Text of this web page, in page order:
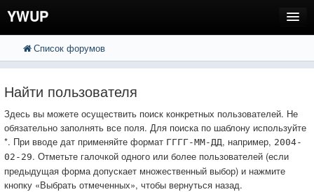
YWUP
FAQ
Вход
Список форумов
Найти пользователя
Здесь вы можете осуществить поиск конкретных пользователей. Не
обязательно заполнять все поля. Для поиска по шаблону используйте
*. При вводе дат применяйте формат ГГГГ-ММ-ДД, например, 2004-
02-29. Отметьте галочкой одного или более пользователей (если
предыдущая форма допускает множественный выбор) и нажмите
кнопку «Выбрать отмеченных», чтобы вернуться назад.